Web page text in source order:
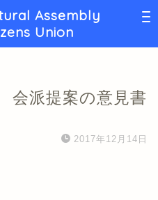
Assembly
Union
派提案の意見書
2017年12月14日